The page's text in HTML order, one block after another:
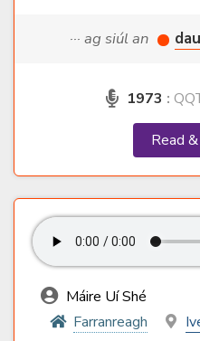
··· ag siúl an
1973 :
Read
Máire Uí Shé
Farranreagh